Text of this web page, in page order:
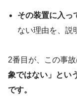
その装置に入っ
ない理由を、説
2番目が、この事故
象ではない」とい
です。